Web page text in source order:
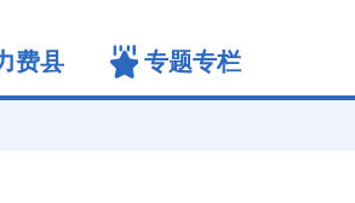
费县 专题专栏